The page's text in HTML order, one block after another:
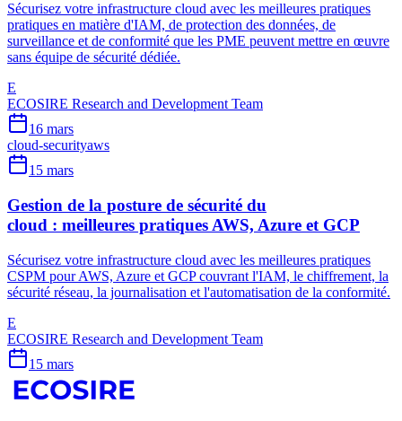
Sécurisez votre infrastructure cloud avec les meilleures pratiques
pratiques en matière d'IAM, de protection des données, de
surveillance et de conformité que les PME peuvent mettre en œuvre
sans équipe de sécurité dédiée.
E
ECOSIRE Research and Development Team
16 mars
cloud-securityaws
15 mars
Gestion de la posture de sécurité du
cloud : meilleures pratiques AWS, Azure et GCP
Sécurisez votre infrastructure cloud avec les meilleures pratiques
CSPM pour AWS, Azure et GCP couvrant l'IAM, le chiffrement, la
sécurité réseau, la journalisation et l'automatisation de la conformité.
E
ECOSIRE Research and Development Team
15 mars